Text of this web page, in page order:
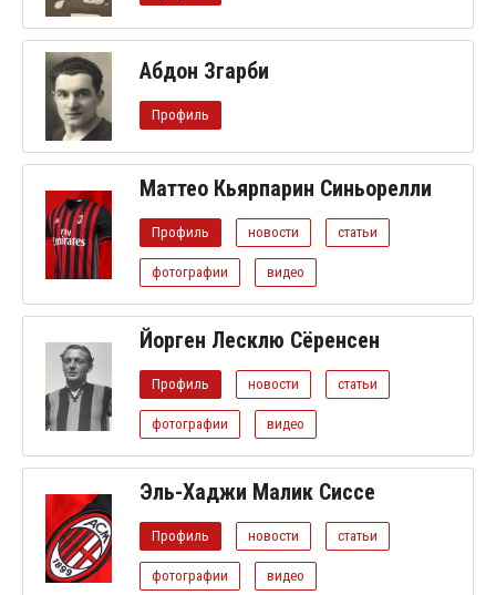
Абдон Згарби
Профиль
Маттео Кьярпарин Синьорелли
Профиль новости статьи
фотографии видео
Йорген Лесклю Сёренсен
Профиль новости статьи
фотографии видео
Эль-Хаджи Малик Сиссе
Профиль новости статьи
фотографии видео